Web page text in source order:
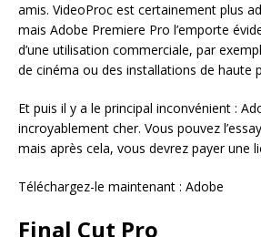
amis. VideoProc est certainement plus
mais Adobe Premiere Pro l’emporte
d’une utilisation commerciale, par
de cinéma ou des installations de haute
Et puis il y a le principal inconvénient :
incroyablement cher. Vous pouvez
mais après cela, vous devrez payer une
Téléchargez-le maintenant : Adobe
Final Cut Pro